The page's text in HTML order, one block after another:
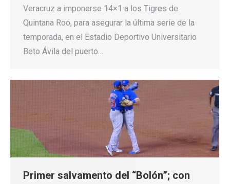
Veracruz a imponerse 14×1 a los Tigres de
Quintana Roo, para asegurar la última serie de la
temporada, en el Estadio Deportivo Universitario
Beto Ávila del puerto…
Primer salvamento del “Bolón”; con